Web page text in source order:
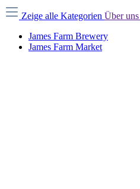
Zeige alle Kategorien Über uns
James Farm Brewery
James Farm Market